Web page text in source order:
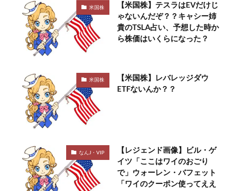
米国株
【米国株】テスラはEVだけじ
ゃないんだぞ？？キャシー姉
貴のTSLA占い、予想した時か
ら株価はいくらになった？
米国株
【米国株】レバレッジダウ
ETFないんか？？
なんJ・VIP
【レジェンド画像】ビル・ゲ
イツ「ここはワイのおごり
で」ウォーレン・バフェット
「ワイのクーポン使ってええ